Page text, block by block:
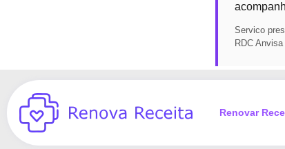
Servico
RDC
Renovar